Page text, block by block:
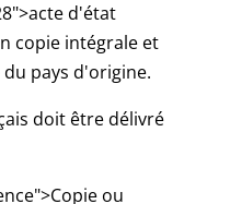
d'état
copie intégrale et
pays d'origine.
doit être délivré
ou